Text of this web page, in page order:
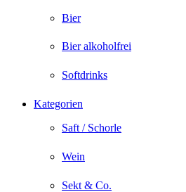
Bier
Bier alkoholfrei
Softdrinks
Kategorien
Saft / Schorle
Wein
Sekt & Co.